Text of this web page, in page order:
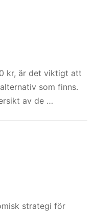
kr, är det viktigt att
som finns.
av de …
strategi för